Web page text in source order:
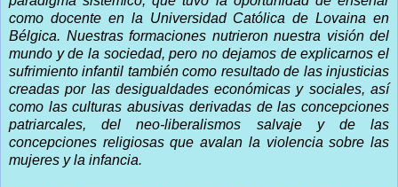
como docente en la Universidad Católica de Lovaina en
Bélgica. Nuestras formaciones nutrieron nuestra visión del
mundo y de la sociedad, pero no dejamos de explicarnos el
sufrimiento infantil también como resultado de las injusticias
creadas por las desigualdades económicas y sociales, así
como las culturas abusivas derivadas de las concepciones
patriarcales, del neo-liberalismos salvaje y de las
concepciones religiosas que avalan la violencia sobre las
mujeres y la infancia.